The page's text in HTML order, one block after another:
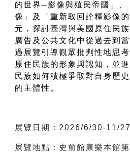
的世界─影像與殖民帝國」、
像」及「重新取回詮釋影像
元，探討臺灣與美國原住民
廣告及公共文化中從過去到
過展覽引導觀眾批判性地思
原住民族的形象與認知，並
民族如何積極爭取對自身歷
的主體性。
展覽日期：2026/6/30-11/27
展覽地點：史前館康樂本館